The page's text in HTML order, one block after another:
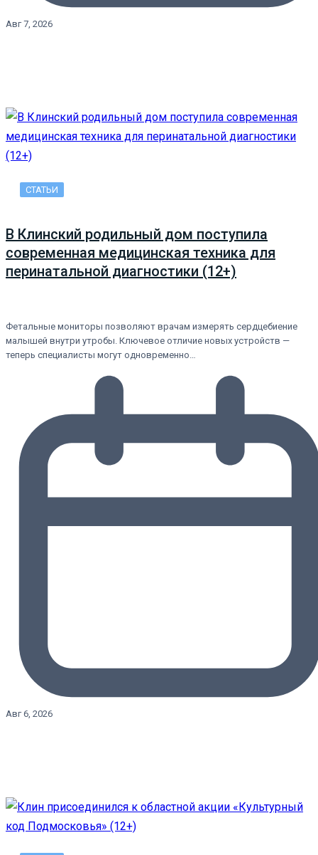
Авг 7, 2026
СТАТЬИ
В Клинский родильный дом поступила
современная медицинская техника для
перинатальной диагностики (12+)
Фетальные мониторы позволяют врачам измерять сердцебиение
малышей внутри утробы. Ключевое отличие новых устройств —
теперь специалисты могут одновременно…
Авг 6, 2026